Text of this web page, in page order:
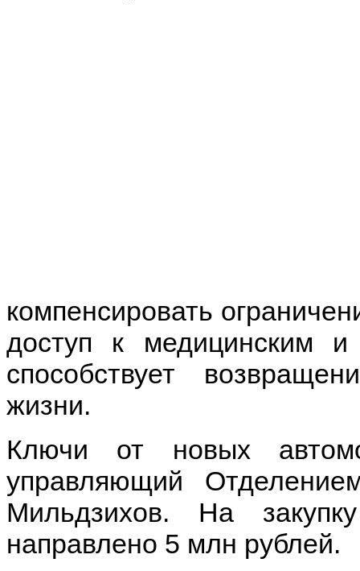
компенсировать
доступ к медицинским
способствует
жизни.
Ключи от новых
управляющий
Мильдзихов. На
направлено 5 млн рублей.